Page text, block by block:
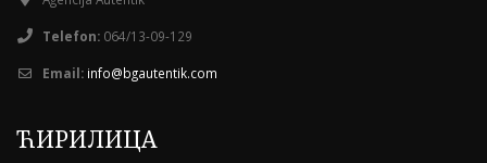
Telefon: 064/13-09-129
Email: info@bgautentik.com
ЋИРИЛИЦА